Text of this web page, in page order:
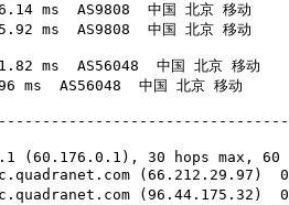
ms  AS9808  中国 北京 移动
ms  AS9808  中国 北京 移动
ms  AS56048  中国 北京 移动
ms  AS56048  中国 北京 移动
(60.176.0.1), 30 hops max,
(66.212.29.97)
(96.44.175.32)